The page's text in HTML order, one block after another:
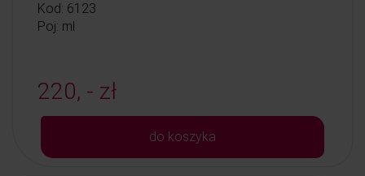
Kod: 6123
Poj: ml
220, - zł
do koszyka